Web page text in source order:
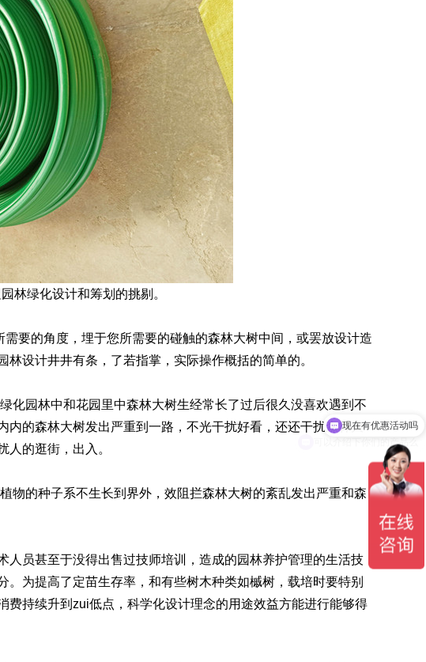
林绿化设计和筹划的挑剔。
要的角度，埋于您所需要的碰触的森林大树中间，或罢放设计造
设计井井有条，了若指掌，实际操作概括的简单的。
园林中和花园里中森林大树生经常长了过后很久没喜欢遇到不
的森林大树发出严重到一路，不光干扰好看，还还干扰森林大
的逛街，出入。
的种子系不生长到界外，效阻拦森林大树的紊乱发出严重和森
员甚至于没得出售过技师培训，造成的园林养护管理的生活技
为提高了定苗生存率，和有些树木种类如槭树，载培时要特别
持续升到zui低点，科学化设计理念的用途效益方能进行能够得
可以介绍下你们的产品么
现在有优惠活动吗